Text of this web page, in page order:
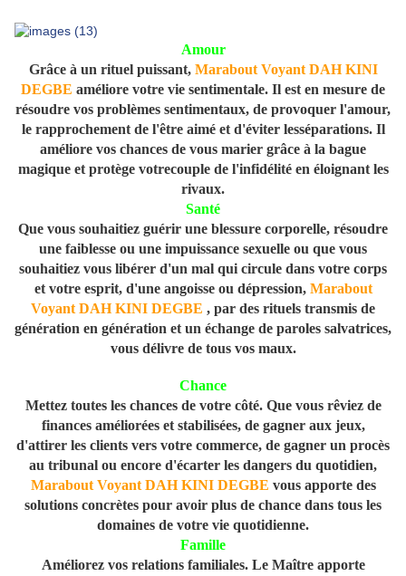
Amour
Grâce à un rituel puissant, Marabout Voyant DAH KINI
DEGBE améliore votre vie sentimentale. Il est en mesure de
résoudre vos problèmes sentimentaux, de provoquer l'amour,
le rapprochement de l'être aimé et d'éviter lesséparations. Il
améliore vos chances de vous marier grâce à la bague
magique et protège votrecouple de l'infidélité en éloignant les
rivaux.
Santé
Que vous souhaitiez guérir une blessure corporelle, résoudre
une faiblesse ou une impuissance sexuelle ou que vous
souhaitiez vous libérer d'un mal qui circule dans votre corps
et votre esprit, d'une angoisse ou dépression, Marabout
Voyant DAH KINI DEGBE , par des rituels transmis de
génération en génération et un échange de paroles salvatrices,
vous délivre de tous vos maux.
Chance
Mettez toutes les chances de votre côté. Que vous rêviez de
finances améliorées et stabilisées, de gagner aux jeux,
d'attirer les clients vers votre commerce, de gagner un procès
au tribunal ou encore d'écarter les dangers du quotidien,
Marabout Voyant DAH KINI DEGBE vous apporte des
solutions concrètes pour avoir plus de chance dans tous les
domaines de votre vie quotidienne.
Famille
Améliorez vos relations familiales. Le Maître apporte